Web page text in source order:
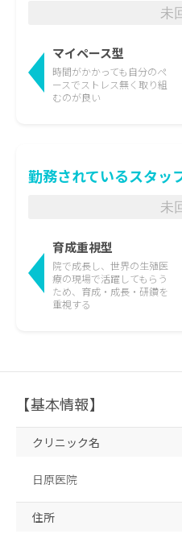
未
マイペース型
時間がかかっても 自分のペ
ースでストレス無く取り組
むのが良い
勤務されているスタッ
未
育成重視型
院で成長し、世界の生殖医
療の現場で活躍してもらう
ため、育成・成長・研鑽を
重視する
【基本情報】
クリニック名
日原医院
住所